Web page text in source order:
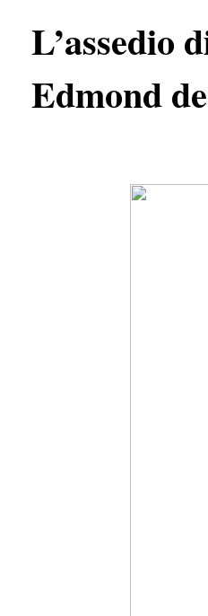
L’assedio
Edmond